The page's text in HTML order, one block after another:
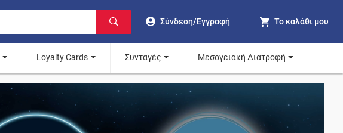
Σύνδεση/Εγγραφή Το καλάθι μου
Loyalty Cards Συνταγές Μεσογειακή Διατροφή